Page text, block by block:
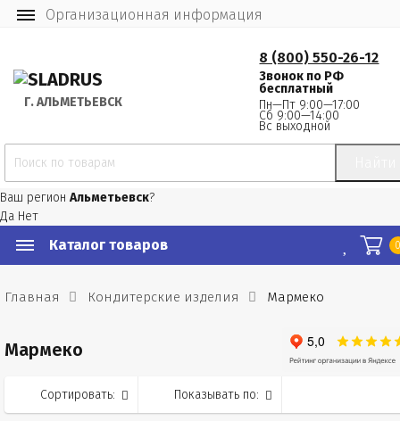
Организационная информация
Г. АЛЬМЕТЬЕВСК
8 (800) 550-26-12
Звонок по РФ
бесплатный
Пн—Пт 9:00—17:00
Сб 9:00—14:00
Вс выходной
Ваш регион Альметьевск?
Да Нет
Каталог товаров
Главная Кондитерские изделия Мармеко
Мармеко
Сортировать: Показывать по: